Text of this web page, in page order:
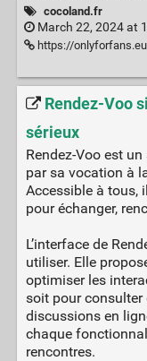
cocoland.fr
March 22, 2024 at
https://onlyforfans.eu/
Rendez-Voo
sérieux
Rendez-Voo est
par sa vocation à
Accessible à tous,
pour échanger,
L’interface de
utiliser. Elle
optimiser les
soit pour consulter
discussions en
chaque
rencontres.